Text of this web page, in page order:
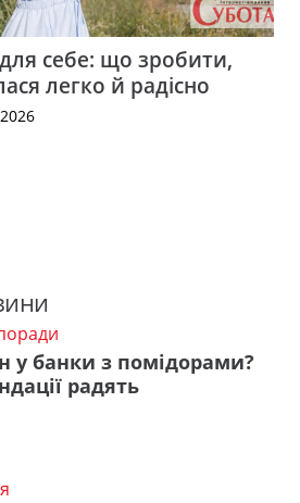
себе: що зробити,
легко й радісно
у банки з помідорами?
радять